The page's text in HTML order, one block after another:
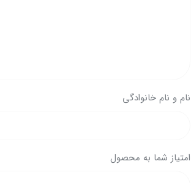
نام و نام خانوادگی
امتیاز شما به محصول